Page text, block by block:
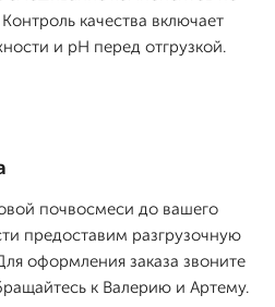
качества включает
и pH перед отгрузкой.
почвосмеси до вашего
предоставим разгрузочную
оформления заказа звоните
к Валерию и Артему.